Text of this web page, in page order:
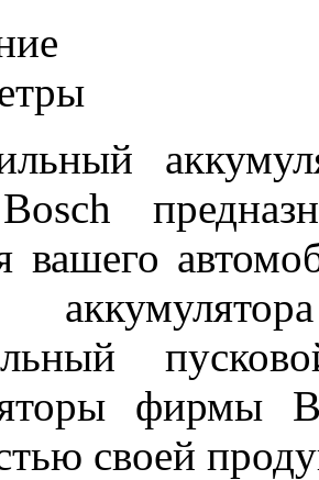
вашего
фирмы
своей